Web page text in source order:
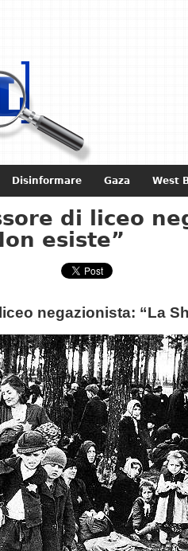
Disinformare Gaza West
Israele
di liceo
esiste”
negazionista: “La